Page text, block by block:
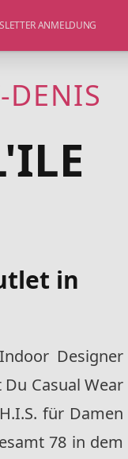
ANMELDUNG
in
Designer
Casual Wear
für Damen
78 in dem